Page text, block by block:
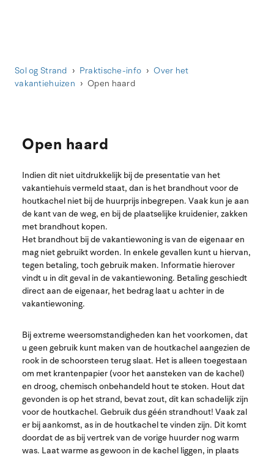
Sol og Strand Praktische-info
Over het
vakantiehuizen
Open haard
Open haard
Indien dit niet uitdrukkelijk bij de presentatie van het
vakantiehuis vermeld staat, dan is het brandhout voor de
houtkachel niet bij de huurprijs inbegrepen. Vaak kun je aan
de kant van de weg, en bij de plaatselijke kruidenier, zakken
met brandhout kopen.
Het brandhout bij de vakantiewoning is van de eigenaar en
mag niet gebruikt worden. In enkele gevallen kunt u hiervan,
tegen betaling, toch gebruik maken. Informatie hierover
vindt u in dit geval in de vakantiewoning. Betaling geschiedt
direct aan de eigenaar, het bedrag laat u achter in de
vakantiewoning.
Bij extreme weersomstandigheden kan het voorkomen, dat
u geen gebruik kunt maken van de houtkachel aangezien de
rook in de schoorsteen terug slaat. Het is alleen toegestaan
om met krantenpapier (voor het aansteken van de kachel)
en droog, chemisch onbehandeld hout te stoken. Hout dat
gevonden is op het strand, bevat zout, dit kan schadelijk zijn
voor de houtkachel. Gebruik dus géén strandhout! Vaak zal
er bij aankomst, as in de houtkachel te vinden zijn. Dit komt
doordat de as bij vertrek van de vorige huurder nog warm
was. Laat warme as gewoon in de kachel liggen, in plaats